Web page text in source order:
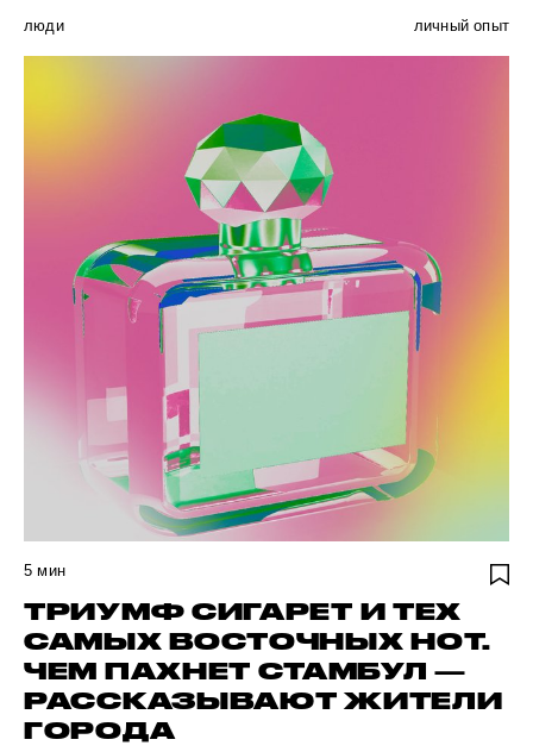
люди личный опыт
5 мин
ТРИУМФ СИГАРЕТ И ТЕХ
САМЫХ ВОСТОЧНЫХ НОТ.
ЧЕМ ПАХНЕТ СТАМБУЛ —
РАССКАЗЫВАЮТ ЖИТЕЛИ
ГОРОДА